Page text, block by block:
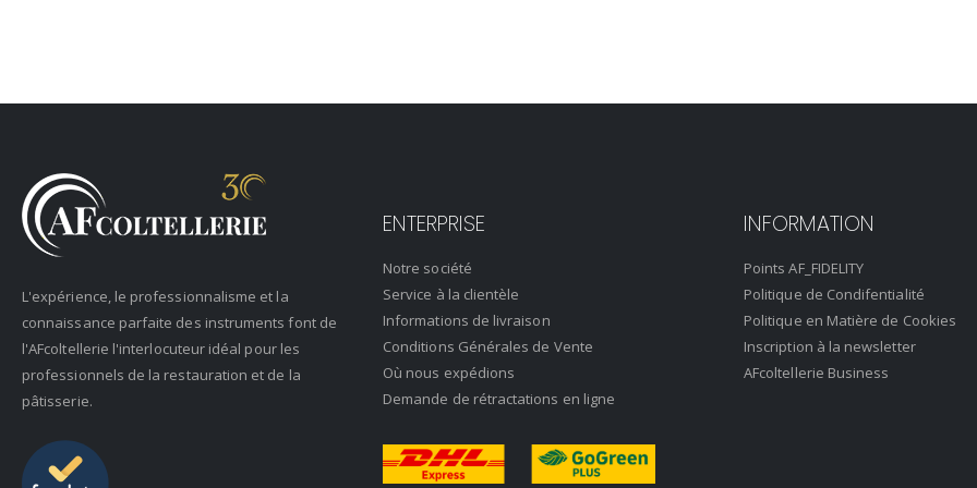
L'expérience, le professionnalisme et la
connaissance parfaite des instruments font de
l'AFcoltellerie l'interlocuteur idéal pour les
professionnels de la restauration et de la
pâtisserie.
ENTERPRISE
Notre société
Service à la clientèle
Informations de livraison
Conditions Générales de Vente
Où nous expédions
Demande de rétractations en ligne
INFORMATION
Points AF_FIDELITY
Politique de Condifentialité
Politique en Matière de Cookies
Inscription à la newsletter
AFcoltellerie Business